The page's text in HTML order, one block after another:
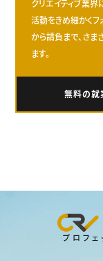
クリエイティブ業
活動をきめ細かくフ
から請負まで、さ
ます。
無料の就
プロフ